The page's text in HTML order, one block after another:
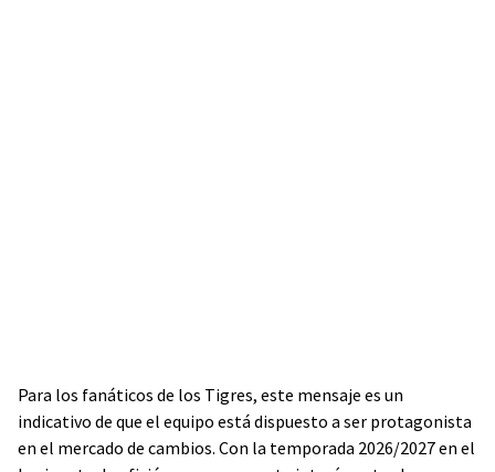
Para los fanáticos de los Tigres, este mensaje es un
indicativo de que el equipo está dispuesto a ser protagonista
en el mercado de cambios. Con la temporada 2026/2027 en el